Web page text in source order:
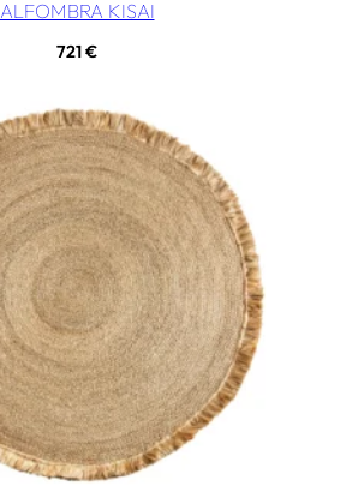
ALFOMBRA KISAI
721€